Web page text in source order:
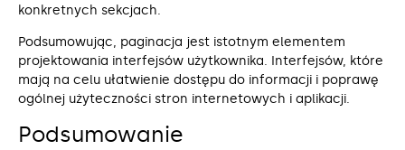
konkretnych sekcjach.
Podsumowując, paginacja jest istotnym elementem
projektowania interfejsów użytkownika. Interfejsów, które
mają na celu ułatwienie dostępu do informacji i poprawę
ogólnej użyteczności stron internetowych i aplikacji.
Podsumowanie